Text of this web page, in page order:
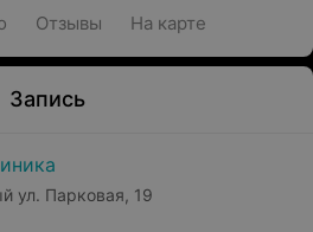
Отзывы На карте
Запись
ул. Парковая, 19